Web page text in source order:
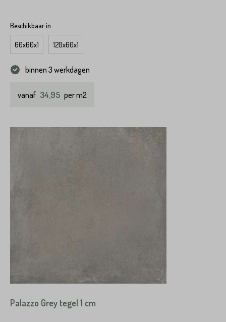
Beschikbaar in
60x60x1 120x60x1
binnen 3 werkdagen
vanaf 34,95 per m2
Palazzo Grey tegel 1 cm